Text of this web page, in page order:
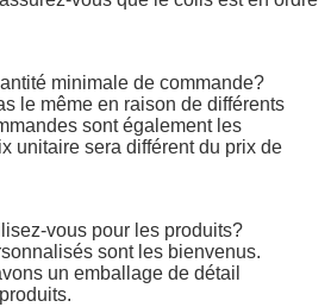
minimale de commande?
le même en raison de différents
sont également les
unitaire sera différent du prix de
vous pour les produits?
sont les bienvenus.
un emballage de détail